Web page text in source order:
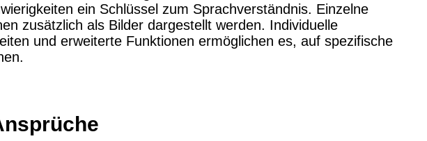
ein Schlüssel zum Sprachverständnis. Einzelne
zusätzlich als Bilder dargestellt werden. Individuelle
und erweiterte Funktionen ermöglichen es, auf spezifische
bieten zu können.
functionality.